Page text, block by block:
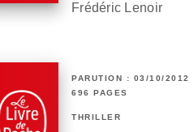
Frédéric Lenoir
PARUTION : 03/10/2012
696 PAGES
THRILLER